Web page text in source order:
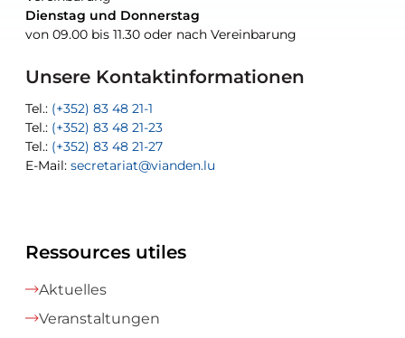
Dienstag und Donnerstag
von 09.00 bis 11.30 oder nach Vereinbarung
Unsere Kontaktinformationen
Tel.: (+352) 83 48 21-1
Tel.: (+352) 83 48 21-23
Tel.: (+352) 83 48 21-27
E-Mail: secretariat@vianden.lu
Dienstag und Donnerstag
von 09.00 bis 11.30 oder nach Vereinbarung
Tel.: (+352) 83 48 21-20
Tel.: (+352) 83 48 21-22
E-Mail:sofia.carvalho@vianden.lu
E-Mail: diane.storn@vianden.lu
Tel.: (+352) 83 48 21-24
E-Mail: aisha.abdullah@vianden.lu
E-Mail:jos.cormemans@vianden.lu
Tel.: (+352) 83 48 21-51
E-Mail:atelier@vianden.lu
Ressources utiles
Aktuelles
Veranstaltungen